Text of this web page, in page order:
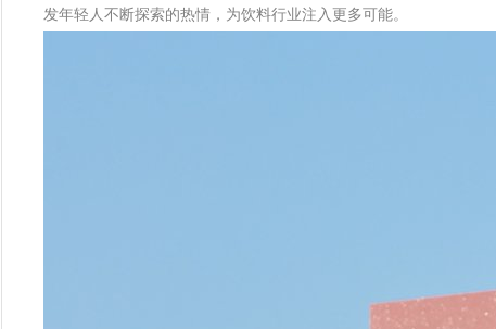
发年轻人不断探索的热情，为饮料行业注入更多可能。